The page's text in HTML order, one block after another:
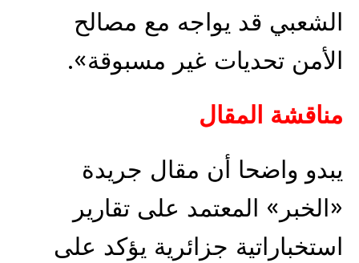
الشعبي قد يواجه مع مصالح
الأمن تحديات غير مسبوقة».
مناقشة المقال
يبدو واضحا أن مقال جريدة
«الخبر» المعتمد على تقارير
استخباراتية جزائرية يؤكد على